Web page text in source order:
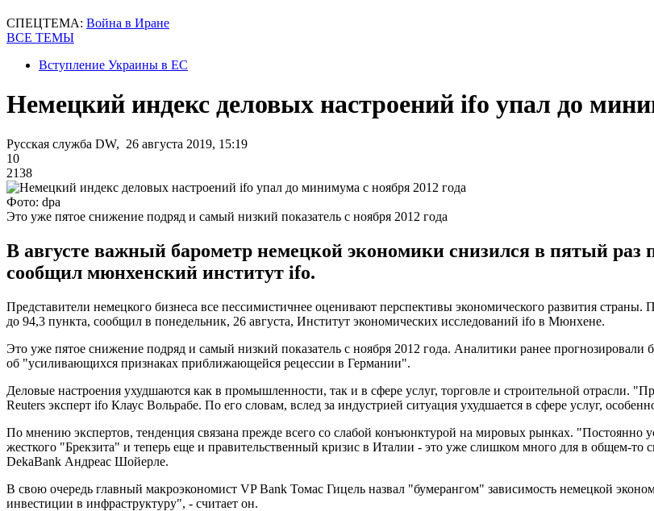
СПЕЦТЕМА: Война в Иране
ВСЕ ТЕМЫ
Вступление Украины в ЕС
Немецкий индекс деловых настроений ifo упал до
Русская служба DW, 26 августа 2019, 15:19
10
2138
Фото: dpa
Это уже пятое снижение подряд и самый низкий показатель с ноября 2012 года
В августе важный барометр немецкой экономики снизился в пятый раз
сообщил мюнхенский институт ifo.
Представители немецкого бизнеса все пессимистичнее оценивают перспективы экономического развития страны.
до 94,3 пункта, сообщил в понедельник, 26 августа, Институт экономических исследований ifo в Мюнхене.
Это уже пятое снижение подряд и самый низкий показатель с ноября 2012 года. Аналитики ранее
об "усиливающихся признаках приближающейся рецессии в Германии".
Деловые настроения ухудшаются как в промышленности, так и в сфере услуг, торговле и строительной отрасли.
Reuters эксперт ifo Клаус Вольрабе. По его словам, вслед за индустрией ситуация ухудшается в сфере услуг,
По мнению экспертов, тенденция связана прежде всего со слабой конъюнктурой на мировых рынках. "Постоянно
жесткого "Брекзита" и теперь еще и правительственный кризис в Италии - это уже слишком много для в общем-
DekaBank Андреас Шойерле.
В свою очередь главный макроэкономист VP Bank Томас Гицель назвал "бумерангом" зависимость немецкой
инвестиции в инфраструктуру", - считает он.